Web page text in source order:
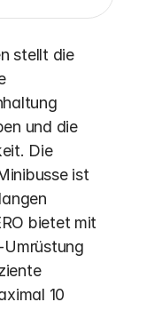
stellt die
und die
Die
ist
bietet mit
10